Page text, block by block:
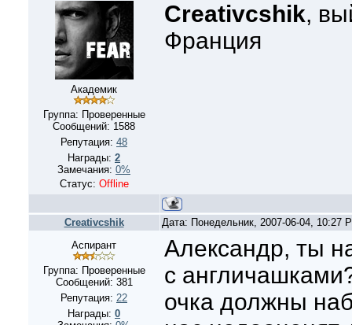
Академик
Группа: Проверенные
Сообщений: 1588
Репутация: 48
Награды: 2
Замечания: 0%
Статус: Offline
Creativcshik,
Франция
Creativcshik
Дата: Понедельник, 2007-06-04, 10:27
Аспирант
Группа: Проверенные
Сообщений: 381
Репутация: 22
Награды: 0
Александр, ты
с
очка должны